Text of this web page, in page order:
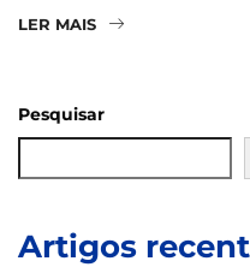
LER MAIS
Pesquisar
Artigos